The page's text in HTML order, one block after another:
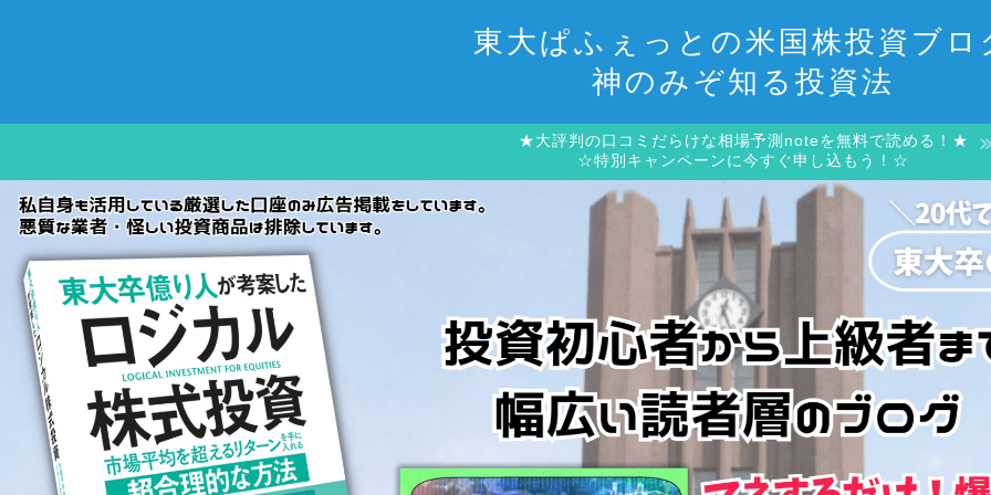
東大ぱふぇっとの米国株投資ブロ
神のみぞ知る投資法
★大評判の口コミだらけな相場予測noteを無料で読める！★
☆特別キャンペーンに今すぐ申し込もう！☆